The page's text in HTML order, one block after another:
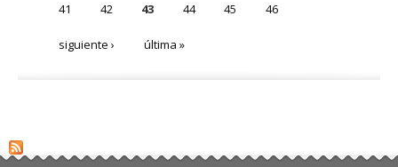
41 42 43 44 45 46
siguiente › última »